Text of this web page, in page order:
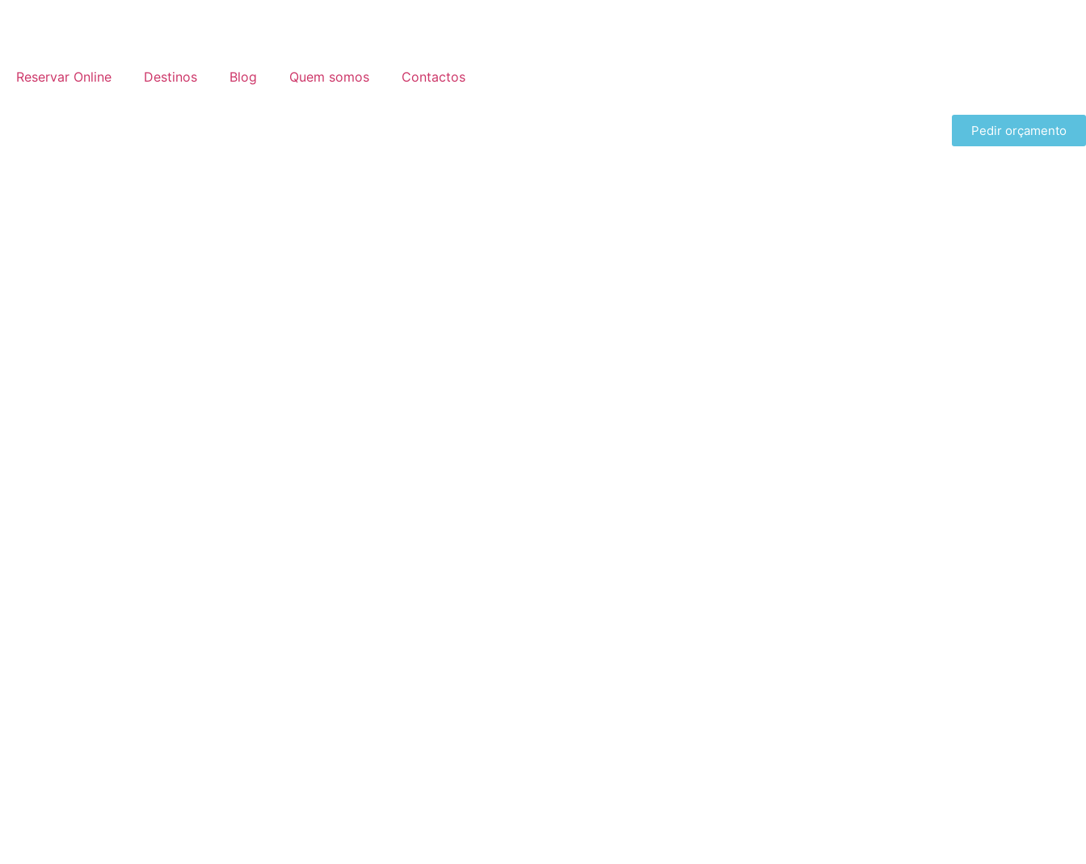
Reservar Online Destinos Blog Quem somos Contactos
Pedir orçamento